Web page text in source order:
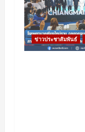
ข่าวประชาสัมพันธ์